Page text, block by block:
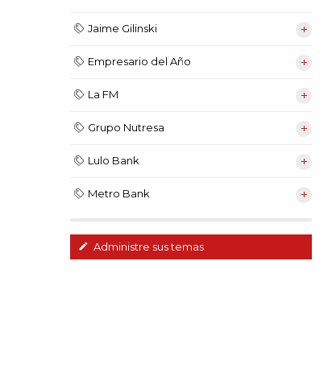
Jaime Gilinski
Empresario del Año
La FM
Grupo Nutresa
Lulo Bank
Metro Bank
Administre sus temas